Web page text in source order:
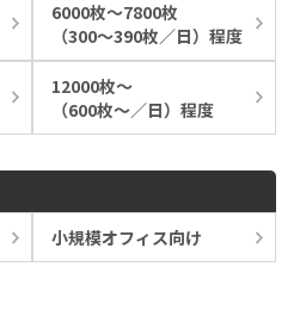
6000枚～7800枚
（300～390枚／日）程度
12000枚～
（600枚～／日）程度
小規模オフィス向け